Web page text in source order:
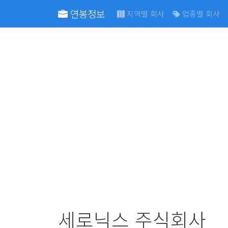
연봉정보 지역별 회사 업종별 회사
세로닉스 주식회사